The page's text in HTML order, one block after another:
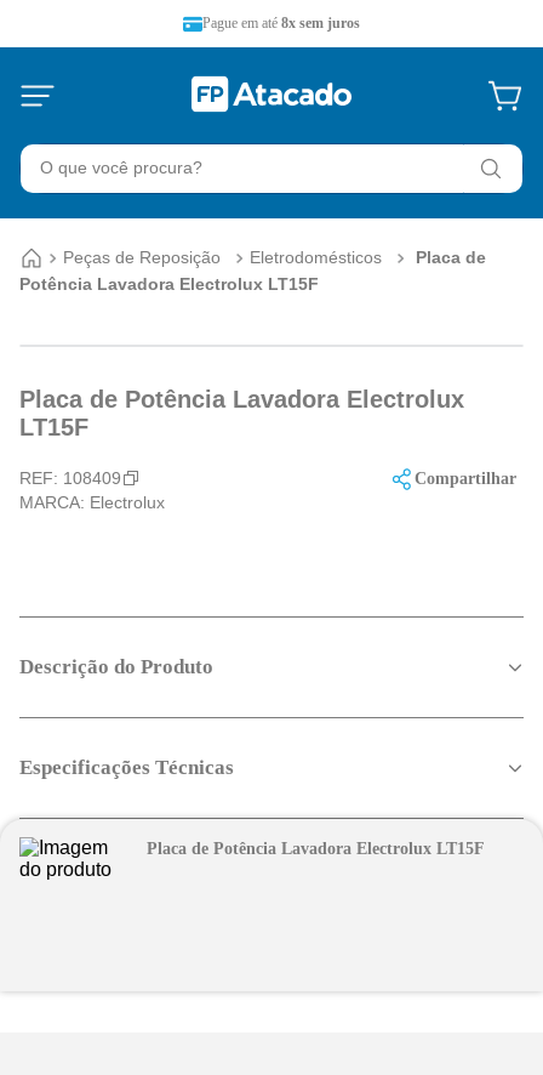
Pague em até 8x sem juros
O que você procura?
Peças de Reposição Eletrodomésticos
Placa de
Potência Lavadora Electrolux LT15F
Placa de Potência Lavadora Electrolux
LT15F
REF: 108409
MARCA: Electrolux
Compartilhar
Descrição do Produto
Especificações Técnicas
Placa de Potência Lavadora Electrolux LT15F